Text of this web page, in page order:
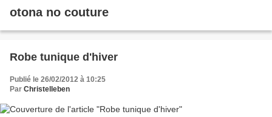
otona no couture
Robe tunique d'hiver
Publié le 26/02/2012 à 10:25
Par Christelleben